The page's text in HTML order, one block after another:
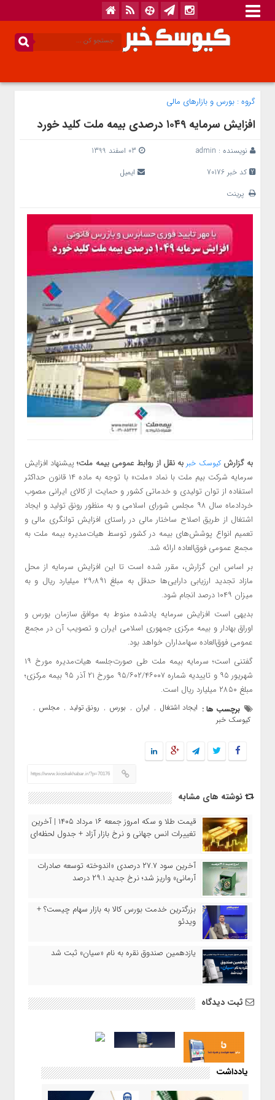
گروه : بورس و بازار‌های مالی
افزایش سرمایه ۱۰۴۹ درصدی بیمه ملت کلید خورد
نویسنده : admin
کد خبر 70176
ایمیل
پرینت
به گزارشکیوسک خبربه نقل از روابط عمومی بیمه ملت؛پیشنهاد افزایش
سرمایه شرکت بیم ملت با نماد «ملت» با توجه به ماده ۱۴ قانون حداکثر
استفاده از توان تولیدی و خدماتی کشور و حمایت از کالای ایرانی مصوب
خردادماه سال ۹۸ مجلس شورای اسلامی و به منظور رونق تولید و ایجاد
اشتغال از طریق اصلاح ساختار مالی در راستای افزایش توانگری مالی و
تعمیم انواع پوشش‌های بیمه در کشور توسط هیات‌مدیره بیمه ملت به
مجمع عمومی فوق‌العاده ارائه شد.
بر اساس این گزارش، مقرر شده است تا این افزایش سرمایه از محل
مازاد تجدید ارزیابی دارایی‌ها حدقل به مبلغ ۲۹٫۸۹۱ میلیارد ریال و به
میزان ۱۰۴۹ درصد انجام شود.
بدیهی است افزایش سرمایه یادشده منوط به موافق سازمان بورس و
اوراق بهادار و بیمه مرکزی جمهوری اسلامی ایران و تصویب آن در مجمع
عمومی فوق‌العاده سهامداران خواهد بود.
گفتنی است؛ سرمایه بیمه ملت طی صورت‌جلسه هیات‌مدیره مورخ ۱۹
شهریور ۹۵ و تاییدیه شماره ۹۵/۶۰۲/۴۶۰۰۷ مورخ ۲۱ آذر ۹۵ بیمه مرکزی؛
مبلغ ۲۸۵۰ میلیارد ریال است.
برچسب ها : ایجاد اشتغال , ایران , بورس , رونق تولید , مجلس ,
کیوسک خبر
https://www.kioskekhabar.ir/?p=70176
نوشته های مشابه
قیمت طلا و سکه امروز جمعه ۱۶ مرداد ۱۴۰۵ | آخرین
تغییرات انس جهانی و نرخ بازار آزاد + جدول لحظه‌ای
آخرین سود ۲۷.۷ درصدی «اندوخته توسعه صادرات
آرمانی» واریز شد؛ نرخ جدید ۲۹.۱ درصد
بزرگترین خدمت بورس کالا به بازار سهام چیست؟ +
ویدئو
یازدهمین صندوق نقره به نام «سیان» ثبت شد
ثبت دیدگاه
یادداشت